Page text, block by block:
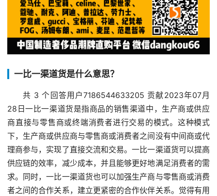
一比一渠道货是什么意思？
共 3 个回答用户7186544633205 贡献2023年07月
28日一比一渠道货是指商品的销售渠道中，生产商或供应
商直接与零售商或终端消费者进行交易的模式。这种模式
下，生产商或供应商与零售商或消费者之间没有中间商或代
理商参与，实现了直接交流和交易。一比一渠道货可以提高
供应链的效率，减少成本，并且能够更好地满足消费者的需
求。同时，一比一渠道货也可以加强生产商与零售商或消费
者之间的合作关系，建立更紧密的合作伙伴关系。觉得有用